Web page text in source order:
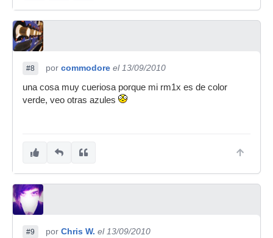
#8 por commodore el 13/09/2010
una cosa muy cueriosa porque mi rm1x es de color
verde, veo otras azules
#9 por Chris W. el 13/09/2010